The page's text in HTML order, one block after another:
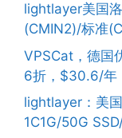
lightlayer美国
(CMIN2)/标准
VPSCat，德国
6折，$30.6/年
lightlayer：美
1C1G/50G